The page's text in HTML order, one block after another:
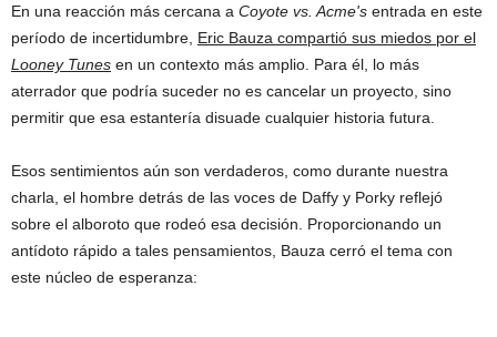
En una reacción más cercana a Coyote vs. Acme's entrada en este
período de incertidumbre, Eric Bauza compartió sus miedos por el
Looney Tunes en un contexto más amplio. Para él, lo más
aterrador que podría suceder no es cancelar un proyecto, sino
permitir que esa estantería disuade cualquier historia futura.
Esos sentimientos aún son verdaderos, como durante nuestra
charla, el hombre detrás de las voces de Daffy y Porky reflejó
sobre el alboroto que rodeó esa decisión. Proporcionando un
antídoto rápido a tales pensamientos, Bauza cerró el tema con
este núcleo de esperanza: